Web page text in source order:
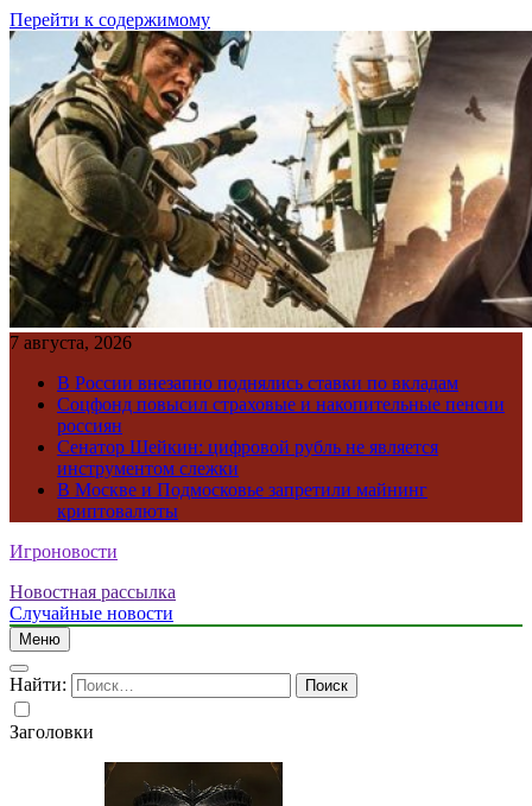
Перейти к содержимому
7 августа, 2026
В России внезапно поднялись ставки по вкладам
Соцфонд повысил страховые и накопительные пенсии
россиян
Сенатор Шейкин: цифровой рубль не является
инструментом слежки
В Москве и Подмосковье запретили майнинг
криптовалюты
Игроновости
Новостная рассылка
Случайные новости
Меню
Найти:
Заголовки